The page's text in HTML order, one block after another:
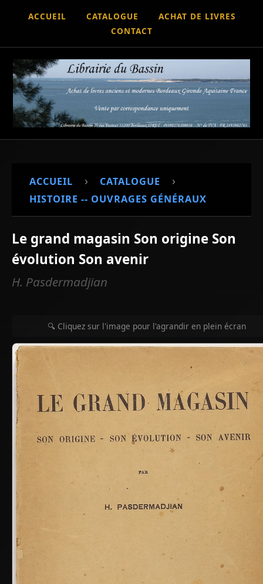
ACCUEIL CATALOGUE
ACHAT DE LIVRES
CONTACT
ACCUEIL › CATALOGUE ›
HISTOIRE -- OUVRAGES GÉNÉRAUX
Le grand magasin Son origine Son
évolution Son avenir
H. Pasdermadjian
🔍 Cliquez sur l'image pour l'agrandir en plein écran